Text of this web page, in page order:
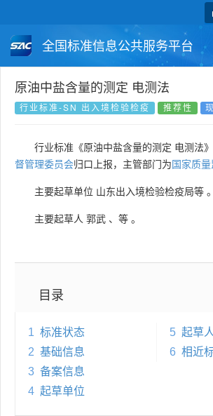
全国标准信息公共服务平台
国家标准 行业标准
国外标准 技术委员会
原油中盐含量的测定 电测法
行业标准-SN 出入境检验检疫 推荐性
行业标准《原油中盐含量的测定 电测法
督管理委员会归口上报，主管部门为国家质
主要起草单位 山东出入境检验检疫局等 。
主要起草人 郭武 、 等 。
目录
1 标准状态
2 基础信息
3 备案信息
4 起草单位
5 起草人
6 相近